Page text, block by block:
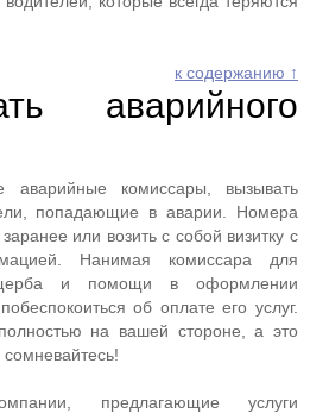
к содержанию ↑
аварийного
аварийные комиссары, вызывать
попадающие в аварии. Номера
или возить с собой визитку с
Нанимая комиссара для
и помощи в оформлении
об оплате его услуг.
на вашей стороне, а это
предлагающие услуги